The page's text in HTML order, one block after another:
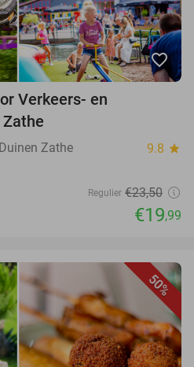
favorite_border
Verkeers- en
Zathe 9.8 star
Regulier €23,50
€19,99
50%